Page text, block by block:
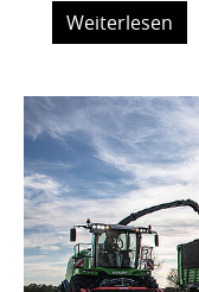
Weiterlesen